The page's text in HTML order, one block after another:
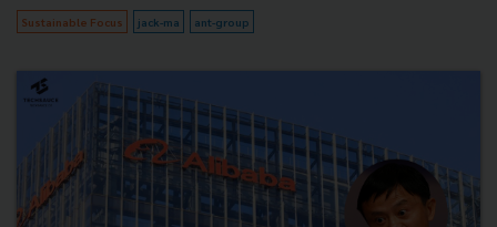
Sustainable Focus jack-ma ant-group